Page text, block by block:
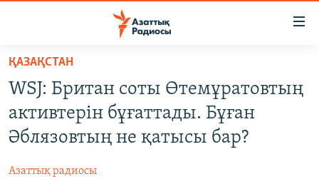
Skip
main
content
Skip
main
Navigation
САЯСАТ
AZATTYQTV
АДАМ ҚҰҚЫҚТАРЫ
ҚАЗАҚСТАН
WSJ: Британ соты Өтемұратовтың
активтерін бұғаттады. Бұған
Әблязовтың не қатысы бар?
Азаттық радиосы